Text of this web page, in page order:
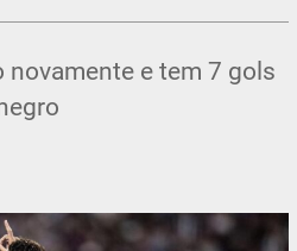
e tem 7 gols